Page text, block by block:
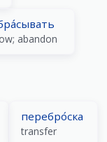
abandon
перебро́ска
transfer